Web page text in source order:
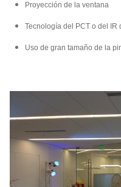
Proyección de la ventana
Tecnología del PCT o del IR
Uso de gran tamaño de la